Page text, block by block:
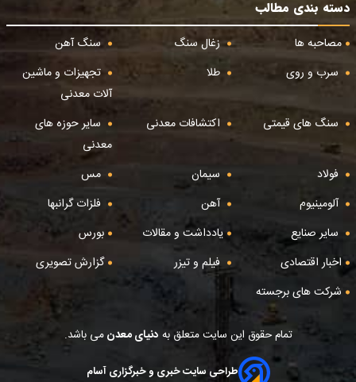
دسته بندی مطالب
مصاحبه ها
زغال سنگ
سنگ آهن
سرب و روی
طلا
تجهیزات و ماشین
آلات معدنی
سنگ های قیمتی
اکتشافات معدنی
سایر حوزه های
معدنی
فولاد
سیمان
مس
آلومینیوم
آهن
فلزات گرانبها
سایر صنایع
یادداشت و مقالات
بورس
اخبار اقتصادی
فیلم و تیزر
گزارش تصویری
شرکت های برجسته
تمام حقوق این سایت متعلق به دنیای معدنمی باشد.
طراحی سایت خبری و خبرگزاری آسام